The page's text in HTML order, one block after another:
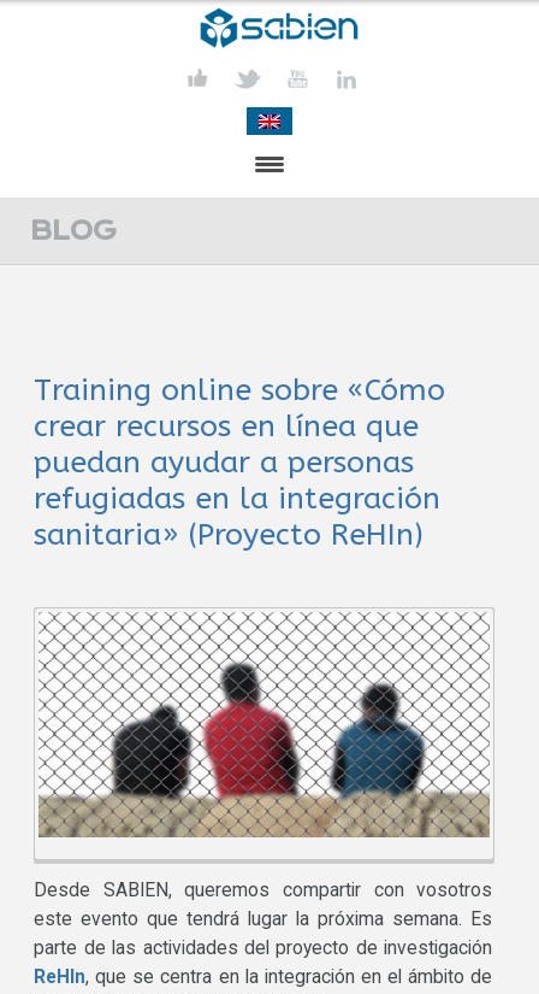
PRESENTACIÓN
ACTIVIDADES
COMUNICACIÓN
CONTACTA
BLOG
Training online sobre «Cómo
crear recursos en línea que
puedan ayudar a personas
refugiadas en la integración
sanitaria» (Proyecto ReHIn)
Desde SABIEN, queremos compartir con vosotros
este evento que tendrá lugar la próxima semana. Es
parte de las actividades del proyecto de investigación
ReHIn, que se centra en la integración en el ámbito de